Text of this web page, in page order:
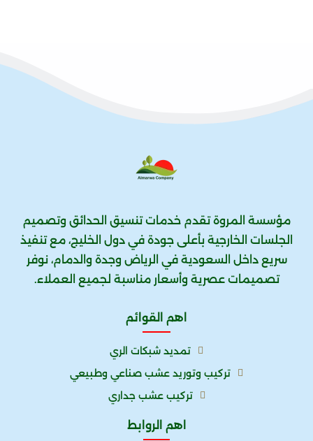
مؤسسة المروة تقدم خدمات تنسيق الحدائق وتصميم
الجلسات الخارجية بأعلى جودة في دول الخليج، مع تنفيذ
سريع داخل السعودية في الرياض وجدة والدمام، نوفر
تصميمات عصرية وأسعار مناسبة لجميع العملاء.
اهم القوائم
تمديد شبكات الري
تركيب وتوريد عشب صناعي وطبيعي
تركيب عشب جداري
اهم الروابط